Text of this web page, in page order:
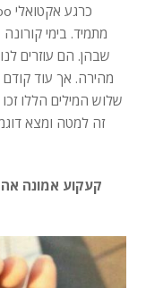
מתמיד. בימי
שבהן. הם עוזרים
מהירה. אך עוד
שלוש המילים הללו
זה למטה ומצא
קעקוע אמונה